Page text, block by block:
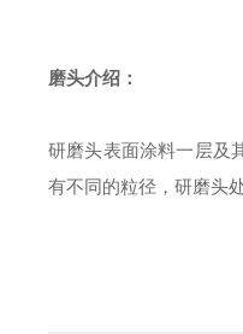
磨头介绍：
研磨头表面涂料一层及
有不同的粒径，研磨头